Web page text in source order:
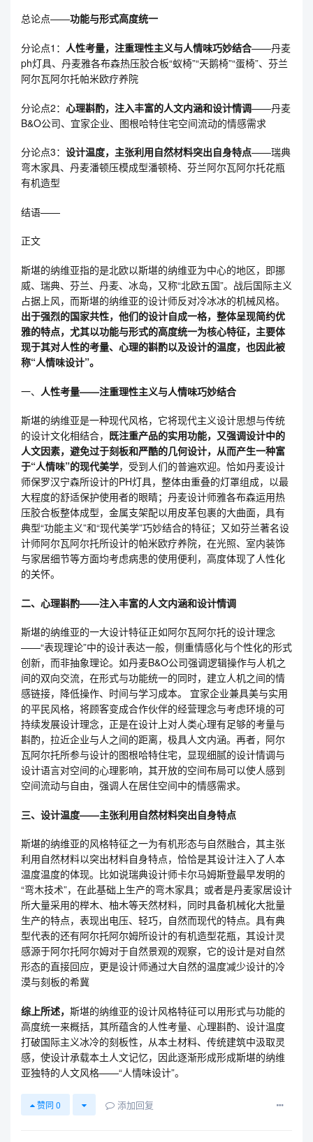
总论点——功能与形式高度统一
分论点1： 人性考量，注重理性主义与人情味巧妙结合——丹麦
ph灯具、丹麦雅各布森热压胶合板“蚁椅”“天鹅椅”“蛋椅”、芬兰
阿尔瓦阿尔托帕米欧疗养院
分论点2： 心理斟酌，注入丰富的人文内涵和设计情调——丹麦
B&O公司、宜家企业、图根哈特住宅空间流动的情感需求
分论点3： 设计温度，主张利用自然材料突出自身特点——瑞典
弯木家具、丹麦潘顿压模成型潘顿椅、芬兰阿尔瓦阿尔托花瓶
有机造型
结语——
正文
斯堪的纳维亚指的是北欧以斯堪的纳维亚为中心的地区，即挪
威、瑞典、芬兰、丹麦、冰岛，又称“北欧五国”。战后国际主义
占据上风，而斯堪的纳维亚的设计师反对冷冰冰的机械风格。
出于强烈的国家共性，他们的设计自成一格，整体呈现简约优
雅的特点，尤其以功能与形式的高度统一为核心特征，主要体
现于其对人性的考量、心理的斟酌以及设计的温度，也因此被
称“人情味设计”。
一、 人性考量——注重理性主义与人情味巧妙结合
斯堪的纳维亚是一种现代风格，它将现代主义设计思想与传统
的设计文化相结合， 既注重产品的实用功能，又强调设计中的
人文因素，避免过于刻板和严酷的几何设计，从而产生一种富
于“人情味”的现代美学，受到人们的普遍欢迎。恰如丹麦设计
师保罗汉宁森所设计的PH灯具，整体由重叠的灯罩组成，以最
大程度的舒适保护使用者的眼睛；丹麦设计师雅各布森运用热
压胶合板整体成型，金属支架配以用皮革包裹的大曲面，具有
典型“功能主义”和“现代美学”巧妙结合的特征；又如芬兰著名设
计师阿尔瓦阿尔托所设计的帕米欧疗养院，在光照、室内装饰
与家居细节等方面均考虑病患的使用便利，高度体现了人性化
的关怀。
二、心理斟酌——注入丰富的人文内涵和设计情调
斯堪的纳维亚的一大设计特征正如阿尔瓦阿尔托的设计理念
——“表现理论”中的设计表达一般，侧重情感化与个性化的形式
创新，而非抽象理论。如丹麦B&O公司强调逻辑操作与人机之
间的双向交流，在形式与功能统一的同时，建立人机之间的情
感链接，降低操作、时间与学习成本。 宜家企业兼具美与实用
的平民风格，将顾客变成合作伙伴的经营理念与考虑环境的可
持续发展设计理念，正是在设计上对人类心理有足够的考量与
斟酌，拉近企业与人之间的距离，极具人文内涵。再者，阿尔
瓦阿尔托所参与设计的图根哈特住宅，显现细腻的设计情调与
设计语言对空间的心理影响，其开放的空间布局可以使人感到
空间流动与自由，强调人在居住空间中的情感需求。
三、设计温度——主张利用自然材料突出自身特点
斯堪的纳维亚的风格特征之一为有机形态与自然融合，其主张
利用自然材料以突出材料自身特点，恰恰是其设计注入了人本
温度温度的体现。比如说瑞典设计师卡尔马姆斯登最早发明的
“弯木技术”，在此基础上生产的弯木家具；或者是丹麦家居设计
所大量采用的榉木、柚木等天然材料，同时具备机械化大批量
生产的特点，表现出电压、轻巧，自然而现代的特点。具有典
型代表的还有阿尔托阿尔姆所设计的有机造型花瓶，其设计灵
感源于阿尔托阿尔姆对于自然景观的观察，它的设计是对自然
形态的直接回应，更是设计师通过大自然的温度减少设计的冷
漠与刻板的希冀
综上所述， 斯堪的纳维亚的设计风格特征可以用形式与功能的
高度统一来概括，其所蕴含的人性考量、心理斟酌、设计温度
打破国际主义冰冷的刻板性，从本土材料、传统建筑中汲取灵
感，使设计承载本土人文记忆，因此逐渐形成形成斯堪的纳维
亚独特的人文风格——“人情味设计”。
赞同 0 添加回复